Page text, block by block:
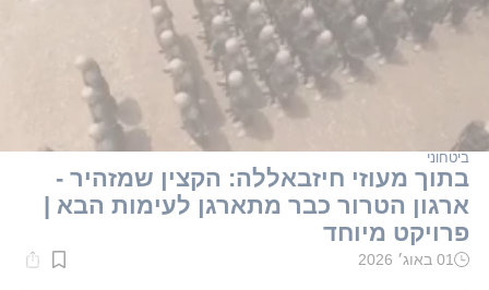
ביטחוני
בתוך מעוזי חיזבאללה: הקצין שמזהיר -
ארגון הטרור כבר מתארגן לעימות הבא |
פרויקט מיוחד
זמן01 באוג׳ 2026